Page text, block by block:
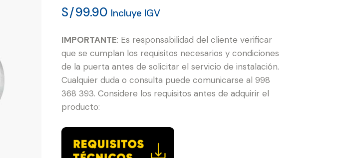
S/99.90 Incluye IGV
IMPORTANTE: Es responsabilidad del cliente verificar
que se cumplan los requisitos necesarios y condiciones
de la puerta antes de solicitar el servicio de instalación.
Cualquier duda o consulta puede comunicarse al 998
368 393. Considere los requisitos antes de adquirir el
producto: